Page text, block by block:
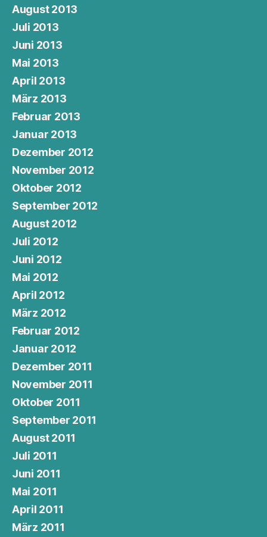
August 2013
Juli 2013
Juni 2013
Mai 2013
April 2013
März 2013
Februar 2013
Januar 2013
Dezember 2012
November 2012
Oktober 2012
September 2012
August 2012
Juli 2012
Juni 2012
Mai 2012
April 2012
März 2012
Februar 2012
Januar 2012
Dezember 2011
November 2011
Oktober 2011
September 2011
August 2011
Juli 2011
Juni 2011
Mai 2011
April 2011
März 2011